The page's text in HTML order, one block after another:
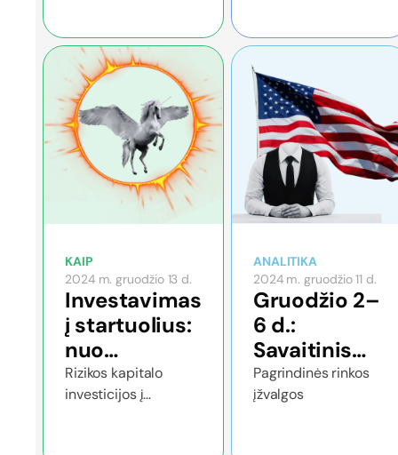
KAIP
2024 m. gruodžio 13 d.
Investavimas
į startuolius:
nuo
ankstyvųjų
etapų iki
Rizikos kapitalo
investicijos į
ANALITIKA
2024 m. gruodžio 11 d.
Gruodžio 2–
6 d.:
Savaitinis
ekonomikos
atnaujinimas
Pagrindinės rinkos
įžvalgos